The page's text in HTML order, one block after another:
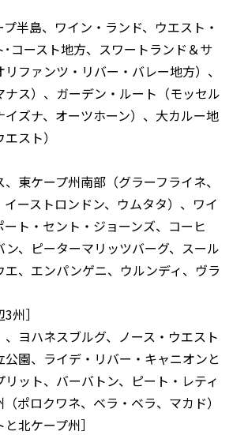
半島、ワイン・ランド、ウエスト・
コースト地方、スワートランド＆サ
ファンツ・リバー・バレー地方）、
ス）、ガーデン・ルート（モッセル
ズナ、オーツホーン）、大カルー地
スト）
東ケープ州南部（グラーフライネ、
ーストロンドン、ウムタタ）、ワイ
ト・セント・ジョーンズ、コーヒ
、ピーターマリッツバーグ、スール
、エンパンゲニ、ウルンディ、ヴラ
州］
、ヨハネスブルグ、ノース・ウエスト
園、ライデ・リバー・キャニオンと
ット、バーバトン、ピート・レティ
ポロクワネ、ベラ・ベラ、マカド）
北ケープ州］